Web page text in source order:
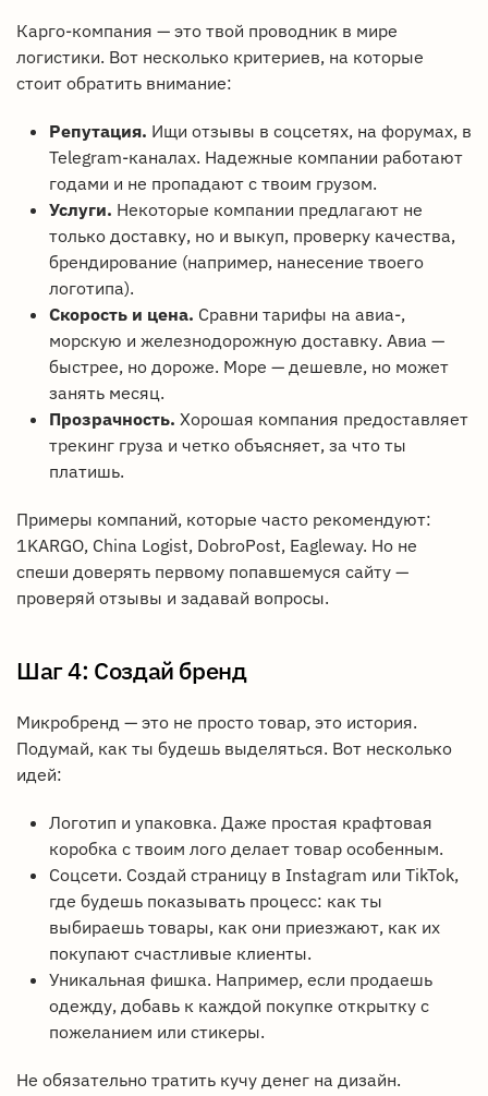
Карго-компания — это твой проводник в мире
логистики. Вот несколько критериев, на которые
стоит обратить внимание:
Репутация. Ищи отзывы в соцсетях, на форумах, в
Telegram-каналах. Надежные компании работают
годами и не пропадают с твоим грузом.
Услуги. Некоторые компании предлагают не
только доставку, но и выкуп, проверку качества,
брендирование (например, нанесение твоего
логотипа).
Скорость и цена. Сравни тарифы на авиа-,
морскую и железнодорожную доставку. Авиа —
быстрее, но дороже. Море — дешевле, но может
занять месяц.
Прозрачность. Хорошая компания предоставляет
трекинг груза и четко объясняет, за что ты
платишь.
Примеры компаний, которые часто рекомендуют:
1KARGO, China Logist, DobroPost, Eagleway. Но не
спеши доверять первому попавшемуся сайту —
проверяй отзывы и задавай вопросы.
Шаг 4: Создай бренд
Микробренд — это не просто товар, это история.
Подумай, как ты будешь выделяться. Вот несколько
идей:
Логотип и упаковка. Даже простая крафтовая
коробка с твоим лого делает товар особенным.
Соцсети. Создай страницу в Instagram или TikTok,
где будешь показывать процесс: как ты
выбираешь товары, как они приезжают, как их
покупают счастливые клиенты.
Уникальная фишка. Например, если продаешь
одежду, добавь к каждой покупке открытку с
пожеланием или стикеры.
Не обязательно тратить кучу денег на дизайн.